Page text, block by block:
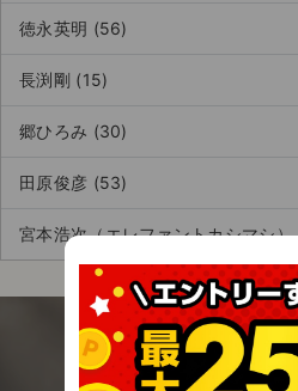
特定商取引法に基づく表記
公演登録依頼
不正転売禁止法について
チケットジャムの取り組み
音楽情報
徳永英明 (56)
長渕剛 (15)
郷ひろみ (30)
田原俊彦 (53)
宮本浩次（エレファントカシマシ
今すぐアプリを無料
エンタメに関わる全ての人